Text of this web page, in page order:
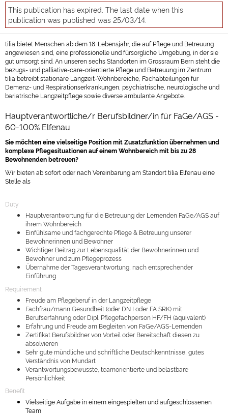
This publication has expired. The last date when this
publication was published was 25/03/14.
tilia bietet Menschen ab dem 18. Lebensjahr, die auf Pflege und Betreuung
angewiesen sind, eine professionelle und fürsorgliche Umgebung, in der sie
gut umsorgt sind. An unseren sechs Standorten im Grossraum Bern steht die
bezugs- und palliative-care-orientierte Pflege und Betreuung im Zentrum.
tilia betreibt stationäre Langzeit-Wohnbereiche, Fachabteilungen für
Demenz- und Respirationserkrankungen, psychiatrische, neurologische und
bariatrische Langzeitpflege sowie diverse ambulante Angebote.
Hauptverantwortliche/r Berufsbildner/in für FaGe/AGS -
60-100% Elfenau
Sie möchten eine vielseitige Position mit Zusatzfunktion übernehmen und
komplexe Pflegesituationen auf einem Wohnbereich mit bis zu 28
Bewohnenden betreuen?
Wir bieten ab sofort oder nach Vereinbarung am Standort tilia Elfenau eine
Stelle als
Duty
Hauptverantwortung für die Betreuung der Lernenden FaGe/AGS auf
ihrem Wohnbereich
Einfühlsame und fachgerechte Pflege & Betreuung unserer
Bewohnerinnen und Bewohner
Wichtiger Beitrag zur Lebensqualität der Bewohnerinnen und
Bewohner und zum Pflegeprozess
Übernahme der Tagesverantwortung, nach entsprechender
Einführung
Requirement
Freude am Pflegeberuf in der Langzeitpflege
Fachfrau/mann Gesundheit (oder DN I oder FA SRK) mit
Berufserfahrung oder Dipl. Pflegefachperson HF/FH (äquivalent)
Erfahrung und Freude am Begleiten von FaGe/AGS-Lernenden
Zertifikat Berufsbildner von Vorteil oder Bereitschaft diesen zu
absolvieren
Sehr gute mündliche und schriftliche Deutschkenntnisse, gutes
Verständnis von Mundart
Verantwortungsbewusste, teamorientierte und belastbare
Persönlichkeit
Benefit
Vielseitige Aufgabe in einem eingespielten und aufgeschlossenen
Team